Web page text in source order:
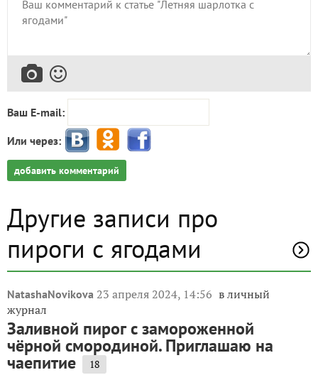
Ваш E-mail:
Или через:
добавить комментарий
Другие записи про
пироги с ягодами
NatashaNovikova 23 апреля 2024, 14:56 в личный
журнал
Заливной пирог с замороженной
чёрной смородиной. Приглашаю на
чаепитие 18